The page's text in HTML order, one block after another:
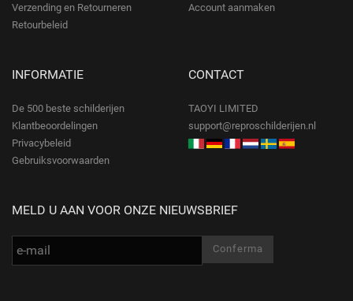
Verzending en Retourneren
Retourbeleid
Account aanmaken
INFORMATIE
De 500 beste schilderijen
Klantbeoordelingen
Privacybeleid
Gebruiksvoorwaarden
CONTACT
TAOYI LIMITED
support@reproschilderijen.nl
MELD U AAN VOOR ONZE NIEUWSBRIEF